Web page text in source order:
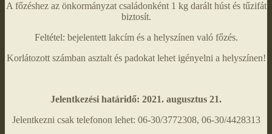
A főzéshez az önkormányzat családonként 1 kg darált húst és tűzifát
biztosít.
Feltétel: bejelentett lakcím és a helyszínen való főzés.
Korlátozott számban asztalt és padokat lehet igényelni a helyszínen!
Jelentkezési határidő: 2021. augusztus 21.
Jelentkezni csak telefonon lehet: 06-30/3772308, 06-30/4428313